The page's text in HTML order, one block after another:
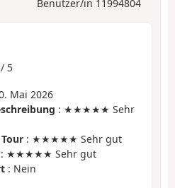
Benutzer/in 11994804
/ 5
Mai 2026
: ★★★★★ Sehr
: ★★★★★ Sehr gut
: ★★★★★ Sehr gut
: Nein